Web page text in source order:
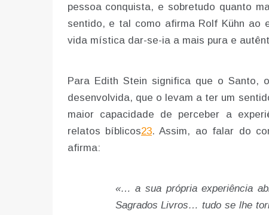
pessoa conquista, e sobretudo quanto
sentido, e tal como afirma Rolf Kühn ao
vida mística dar-se-ia a mais pura e
Para Edith Stein significa que o Santo,
desenvolvida, que o levam a ter um
maior capacidade de perceber a
relatos bíblicos23. Assim, ao falar do
afirma:
«… a sua própria experiência
Sagrados Livros… tudo se lhe